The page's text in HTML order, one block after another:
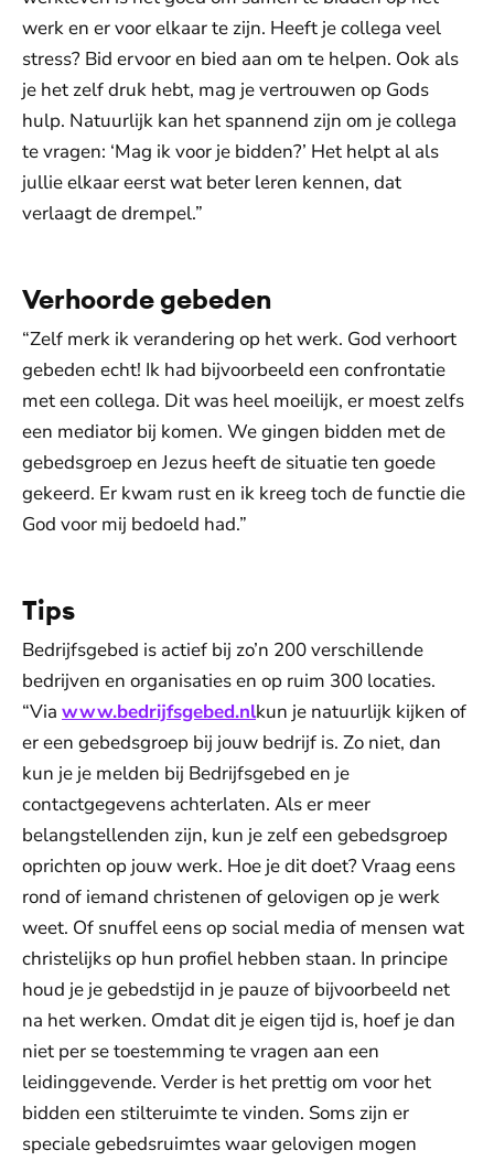
werk en er voor elkaar te zijn. Heeft je collega veel
stress? Bid ervoor en bied aan om te helpen. Ook als
je het zelf druk hebt, mag je vertrouwen op Gods
hulp. Natuurlijk kan het spannend zijn om je collega
te vragen: ‘Mag ik voor je bidden?’ Het helpt al als
jullie elkaar eerst wat beter leren kennen, dat
verlaagt de drempel.”
Verhoorde gebeden
“Zelf merk ik verandering op het werk. God verhoort
gebeden echt! Ik had bijvoorbeeld een confrontatie
met een collega. Dit was heel moeilijk, er moest zelfs
een mediator bij komen. We gingen bidden met de
gebedsgroep en Jezus heeft de situatie ten goede
gekeerd. Er kwam rust en ik kreeg toch de functie die
God voor mij bedoeld had.”
Tips
Bedrijfsgebed is actief bij zo’n 200 verschillende
bedrijven en organisaties en op ruim 300 locaties.
“Via www.bedrijfsgebed.nlkun je natuurlijk kijken of
er een gebedsgroep bij jouw bedrijf is. Zo niet, dan
kun je je melden bij Bedrijfsgebed en je
contactgegevens achterlaten. Als er meer
belangstellenden zijn, kun je zelf een gebedsgroep
oprichten op jouw werk. Hoe je dit doet? Vraag eens
rond of iemand christenen of gelovigen op je werk
weet. Of snuffel eens op social media of mensen wat
christelijks op hun profiel hebben staan. In principe
houd je je gebedstijd in je pauze of bijvoorbeeld net
na het werken. Omdat dit je eigen tijd is, hoef je dan
niet per se toestemming te vragen aan een
leidinggevende. Verder is het prettig om voor het
bidden een stilteruimte te vinden. Soms zijn er
speciale gebedsruimtes waar gelovigen mogen